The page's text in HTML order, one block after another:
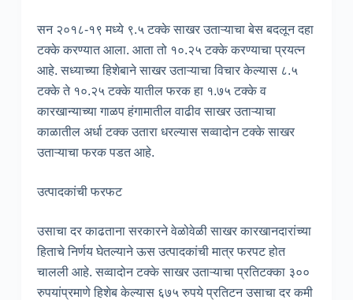
सन २०१८-१९ मध्ये ९.५ टक्के साखर उताऱ्याचा बेस बदलून दहा
टक्के करण्यात आला. आता तो १०.२५ टक्के करण्याचा प्रयत्न
आहे. सध्याच्या हिशेबाने साखर उताऱ्याचा विचार केल्यास ८.५
टक्के ते १०.२५ टक्के यातील फरक हा १.७५ टक्के व
कारखान्याच्या गाळप हंगामातील वाढीव साखर उताऱ्याचा
काळातील अर्धा टक्क उतारा धरल्यास सव्वादोन टक्के साखर
उताऱ्याचा फरक पडत आहे.
उत्पादकांची फरफट
उसाचा दर काढताना सरकारने वेळोवेळी साखर कारखानदारांच्या
हिताचे निर्णय घेतल्याने ऊस उत्पादकांची मात्र फरपट होत
चालली आहे. सव्वादोन टक्के साखर उताऱ्याचा प्रतिटक्का ३००
रुपयांप्रमाणे हिशेब केल्यास ६७५ रुपये प्रतिटन उसाचा दर कमी